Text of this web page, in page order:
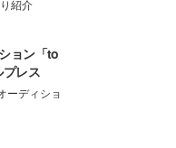
紹介
ョン「to
レス
ーディショ